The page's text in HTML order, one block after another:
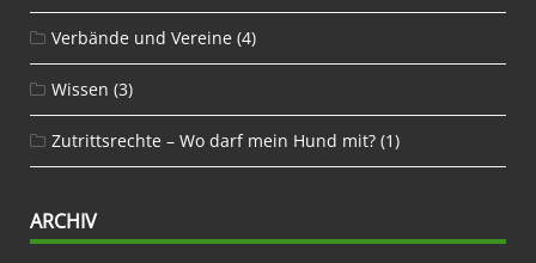
Verbände und Vereine (4)
Wissen (3)
Zutrittsrechte – Wo darf mein Hund mit? (1)
ARCHIV